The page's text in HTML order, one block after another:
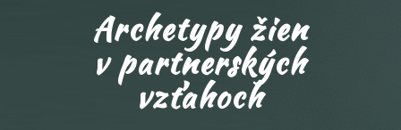
Archetypy žien
v partnerských
vzťahoch